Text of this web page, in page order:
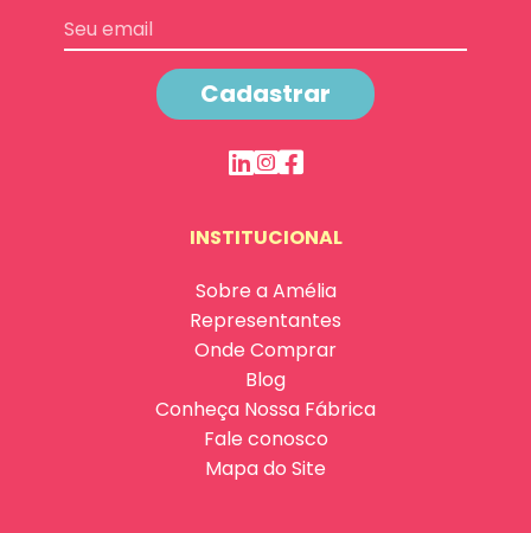
Cadastrar
INSTITUCIONAL
Sobre a Amélia
Representantes
Onde Comprar
Blog
Conheça Nossa Fábrica
Fale conosco
Mapa do Site